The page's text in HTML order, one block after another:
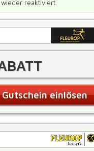
reaktiviert.
Gutschein einlösen